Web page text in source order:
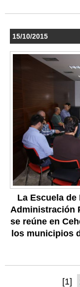
15/10/2015
La Escuela
Administración
se reúne en
los municipios
[1]